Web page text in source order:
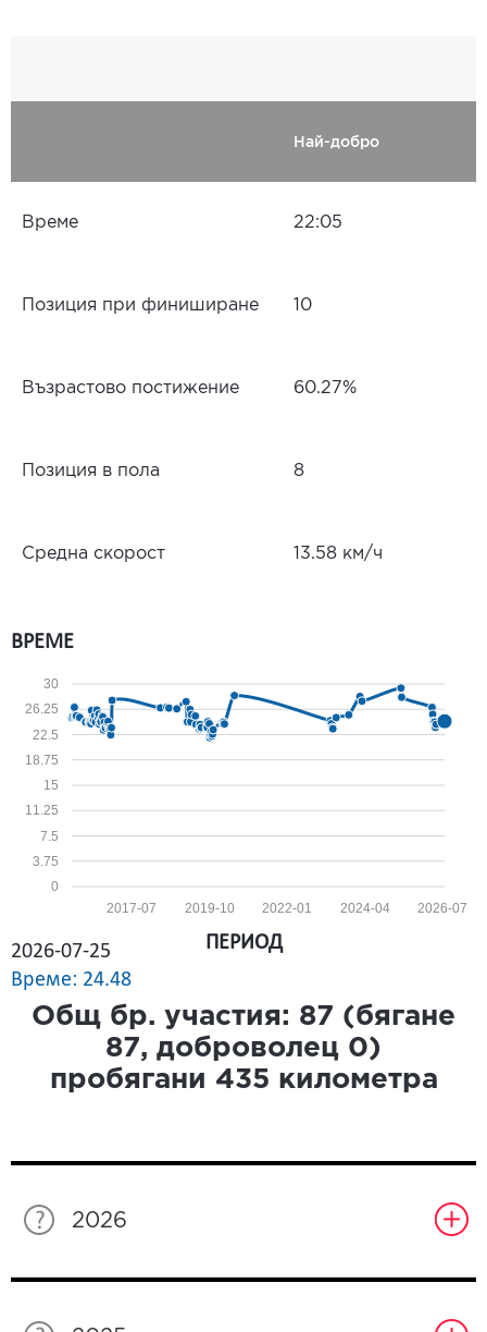
Най-добро
Време 22:05
Позиция при финиширане 10
Възрастово постижение 60.27%
Позиция в пола 8
Средна скорост 13.58 км/ч
ВРЕМЕ
0
3.75
7.5
11.25
15
18.75
22.5
26.25
30
2026-07
2024-04
2022-01
2019-10
2017-07
2026-07-25
Време: 24.48
ПЕРИОД
Общ бр. участия: 87 (бягане
87, доброволец 0)
пробягани 435 километра
2026